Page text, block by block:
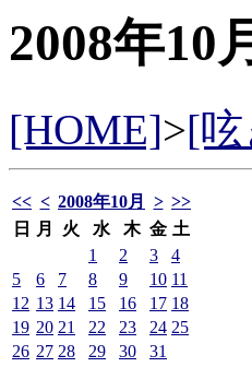
2008年10
[HOME]>[
<< < 2008年10月 > >>
日
月 火 水 木 金 土
1
2 3
4
5
6 7 8 9 10 11
12 13 14 15 16 17 18
19 20 21 22 23 24 25
26 27 28 29 30 31